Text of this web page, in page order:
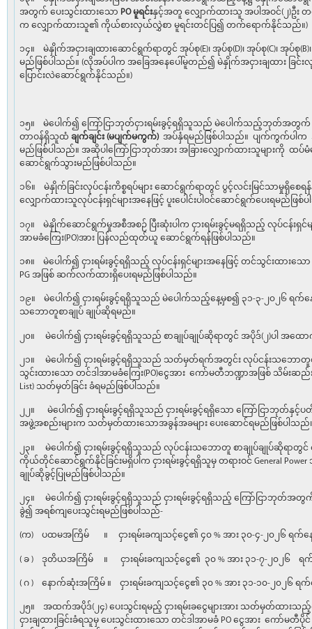
အတွက် ပေးသွင်းထားသော POမူရင်းနှင့်အတူ လျှောက်ထားသူ အပါအဝင်(၂)ဦ
က လျှောက်ထားသူ၏ ကိုယ်စားလှယ်လွှဲစာ မူရင်းတင်ပြ၍ တက်ရောက်နိုင်သည်။)
၁၄။ မဲနှိုက်အငှားချထားဆောင်ရွက်ရာတွင် အုပ်စု(E)၊ အုပ်စု(D)၊ အုပ်စု(C)၊ အုပ်
မည်ဖြစ်ပါသည်။ (လိုအပ်ပါက အခြေအနေပေါ်မူတည်၍ မဲနှိုက်အငှားချထား ခြ
ပြောင်းလဲဆောင်ရွက်နိုင်သည်။)
၁၅။ မဲပေါက်၍ ကြော်ငြာဘုတ်ငှားရမ်းခွင့်ရရှိသူသည် မဲပေါက်သည့်ဘုတ်အတွက် ပ
တာဝန်ရှိသူထံချက်ချင်း (မပျက်မကွက်)အပ်နှံရမည်ဖြစ်ပါသည်။ ပျက်ကွက်ပါက အ
မည်ဖြစ်ပါသည်။ အဆိုပါကြော်ငြာဘုတ်အား အခြားလျှောက်ထားသူများကို ထ
ဆောင်ရွက်သွားမည်ဖြစ်ပါသည်။
၁၆။ မဲနှိုက်ခြင်းလုပ်ငန်းကိစ္စရပ်များ ဆောင်ရွက်ရာတွင် ပွင့်လင်းမြင်သာမှုရှိစေ
လျှောက်ထားသူလုပ်ငန်းရှင်များအနေဖြင့် ပူးပေါင်းပါဝင်ဆောင်ရွက်ပေးရမည်ဖြစ်
၁၇။ မဲနှိုက်ဆောင်ရွက်မှုအစီအစဉ် ပြီးဆုံးပါက ငှားရမ်းခွင့်မရရှိသည့် လုပ်ငန်းရှင်မ
အာမခံကြေး(PO)အား ပြန်လည်ထုတ်ယူ ဆောင်ရွက်ရန်ဖြစ်ပါသည်။
၁၈။ မဲပေါက်၍ ငှားရမ်းခွင့်ရရှိသည့် လုပ်ငန်းရှင်များအနေဖြင့် တင်သွင်းထားသော
PG အဖြစ် ဆက်လက်ထားရှိပေးရမည်ဖြစ်ပါသည်။
၁၉။ မဲပေါက်၍ ငှားရမ်းခွင့်ရရှိသူသည် မဲပေါက်သည့်နေ့မှစ၍ ၃၁-၃-၂၀၂၆ ရက်နေ့
သဘောတူစာချုပ် ချုပ်ဆိုရမည်။
၂၀။ မဲပေါက်၍ ငှားရမ်းခွင့်ရရှိသူသည် စာချုပ်ချုပ်ဆိုရာတွင် အပိုဒ်(၂)ပါ အထ
၂၁။ မဲပေါက်၍ ငှားရမ်းခွင့်ရရှိသူသည် သတ်မှတ်ရက်အတွင်း လုပ်ငန်းသဘောတူစ
သွင်းထားသော တင်ဒါအာမခံကြေး(PO)ငွေအား ကော်မတီဘဏ္ဍာအဖြစ် သိမ်းဆည်
List) သတ်မှတ်ခြင်း ခံရမည်ဖြစ်ပါသည်။
၂၂။ မဲပေါက်၍ ငှားရမ်းခွင့်ရရှိသူသည် ငှားရမ်းခွင့်ရရှိသော ကြော်ငြာဘုတ်နှ
အဖွဲ့အစည်းများက သတ်မှတ်ထားသောအခွန်အခများ ပေးဆောင်ရမည်ဖြစ်ပါသည်
၂၃။ မဲပေါက်၍ ငှားရမ်းခွင့်ရရှိသူသည် လုပ်ငန်းသဘောတူ စာချုပ်ချုပ်ဆိုရာတွင်
ကိုယ်တိုင်ဆောင်ရွက်နိုင်ခြင်းမရှိပါက ငှားရမ်းခွင့်ရရှိသူမှ တရားဝင် General
ချုပ်ဆိုခွင့်ပြုမည်ဖြစ်ပါသည်။
၂၄။ မဲပေါက်၍ ငှားရမ်းခွင့်ရရှိသူသည် ငှားရမ်းခွင့်ရရှိသည့် ကြော်ငြာဘုတ်အတွက်
ခွဲ၍ အရစ်ကျပေးသွင်းရမည်ဖြစ်ပါသည်-
(က) ပထမအကြိမ် ။ ငှားရမ်းခကျသင့်ငွေ၏ ၄၀ % အား ၃၀-၄-၂၀၂၆ ရက်နေ့
( ခ ) ဒုတိယအကြိမ် ။ ငှားရမ်းခကျသင့်ငွေ၏ ၃၀ % အား ၃၁-၇-၂၀၂၆ ရက်
( ဂ ) နောက်ဆုံးအကြိမ် ။ ငှားရမ်းခကျသင့်ငွေ၏ ၃၀ % အား ၃၁-၁၀-၂၀၂၆ ရ
၂၅။ အထက်အပိုဒ်(၂၄) ပေးသွင်းရမည့် ငှားရမ်းခငွေများအား သတ်မှတ်ထား
ငှားချထားခြင်းခံရသူမှ ပေးသွင်းထားသော တင်ဒါအာမခံ PO ငွေအား ကော်မ